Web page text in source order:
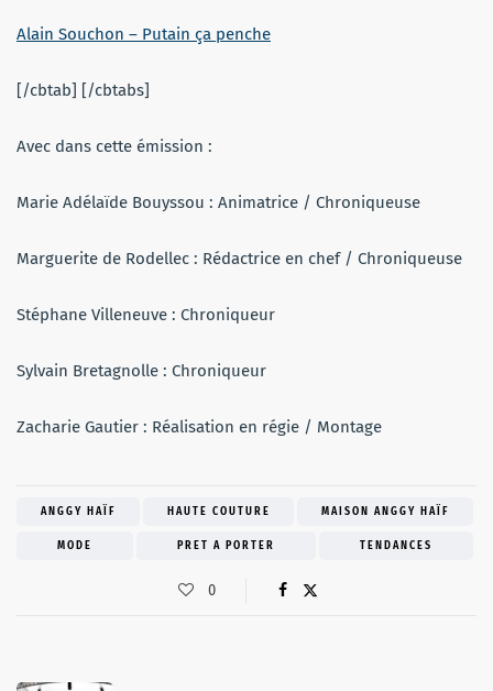
Alain Souchon – Putain ça penche
[/cbtab] [/cbtabs]
Avec dans cette émission :
Marie Adélaïde Bouyssou : Animatrice / Chroniqueuse
Marguerite de Rodellec : Rédactrice en chef / Chroniqueuse
Stéphane Villeneuve : Chroniqueur
Sylvain Bretagnolle : Chroniqueur
Zacharie Gautier : Réalisation en régie / Montage
ANGGY HAÏF HAUTE COUTURE MAISON ANGGY HAÏF
MODE PRET A PORTER TENDANCES
0